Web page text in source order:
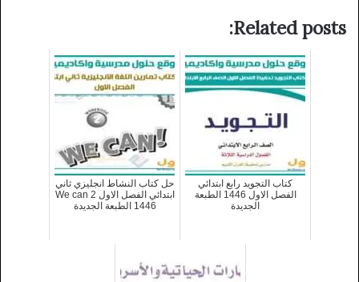
Related posts:
كتاب التجويد رابع ابتدائي
الفصل الاول 1446 الطبعة
الجديدة
حل كتاب النشاط انجليزي ثاني
ابتدائي الفصل الاول We can 2
1446 الطبعة الجديدة